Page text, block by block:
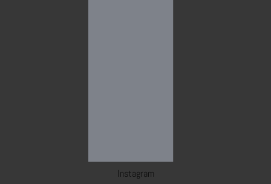
Instagram